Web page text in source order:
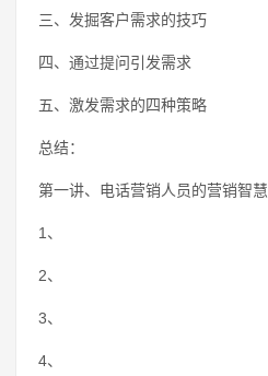
三、发掘客户需求的技巧
四、通过提问引发需求
五、激发需求的四种策略
总结：
第一讲、电话营销人员的营销智慧
1、
2、
3、
4、